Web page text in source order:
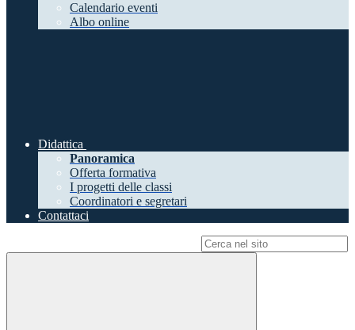
Calendario eventi
Albo online
Didattica
Panoramica
Offerta formativa
I progetti delle classi
Coordinatori e segretari
Contattaci